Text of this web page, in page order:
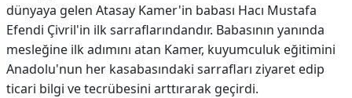
dünyaya gelen Atasay Kamer'in babası Hacı Mustafa
Efendi Çivril'in ilk sarraflarındandır. Babasının yanında
mesleğine ilk adımını atan Kamer, kuyumculuk eğitimini
Anadolu'nun her kasabasındaki sarrafları ziyaret edip
ticari bilgi ve tecrübesini arttırarak geçirdi.